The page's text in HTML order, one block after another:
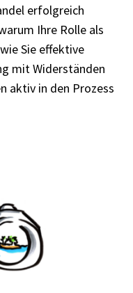
erfolg­reich
Ihre Rolle als
Sie effek­tive
mit Wider­stän­den
aktiv in den Prozess